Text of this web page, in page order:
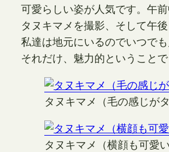
可愛らしい姿が人気です。午
タヌキマメを撮影、そして午
私達は地元にいるのでいつで
それだけ、魅力的ということで
タヌキマメ（毛の感じが
タヌキマメ（横顔も可愛い